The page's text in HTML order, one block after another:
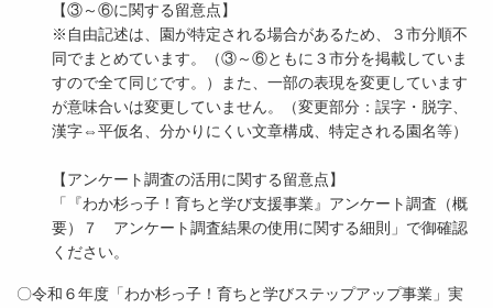
【③～⑥に関する留意点】
※自由記述は、園が特定される場合があるため、３市分順不
同でまとめています。（③～⑥ともに３市分を掲載していま
すので全て同じです。）また、一部の表現を変更しています
が意味合いは変更していません。（変更部分：誤字・脱字、
漢字⇔平仮名、分かりにくい文章構成、特定される園名等）
【アンケート調査の活用に関する留意点】
「『わか杉っ子！育ちと学び支援事業』アンケート調査（概
要）７ アンケート調査結果の使用に関する細則」で御確認
ください。
〇令和６年度「わか杉っ子！育ちと学びステップアップ事業」実